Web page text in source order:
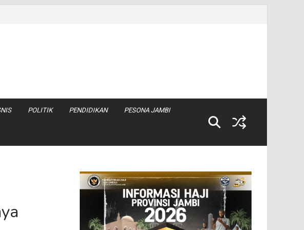
POLITIK PENDIDIKAN PESONA JAMBI